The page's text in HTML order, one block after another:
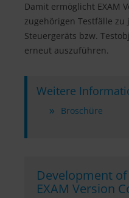
Damit ermöglicht EXAM
zugehörigen Testfälle zu
Steuergeräts bzw.
erneut auszuführen.
Weitere
Broschüre
Development
EXAM Version